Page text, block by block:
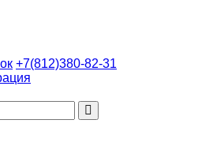
+7(812)380-82-31